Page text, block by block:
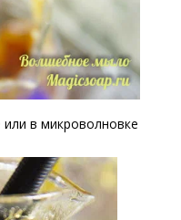
в микроволновке